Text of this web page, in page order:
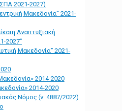
2021-2027)
Μακεδονία” 2021-
Αναπτυξιακή
2027”
Μακεδονία” 2021-
2014-2020
2014-2020
Νόμος (ν. 4887/2022)